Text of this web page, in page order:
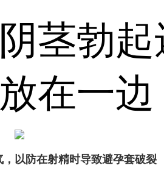
茎勃
在一
以防在射精时导致避孕套破裂